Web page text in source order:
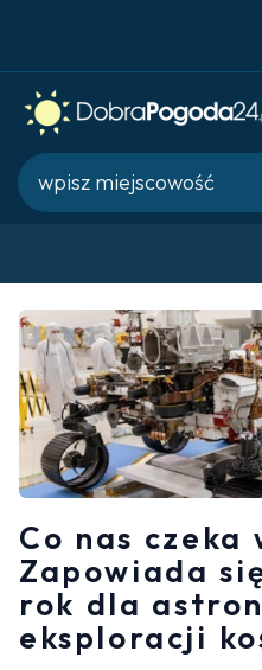
Co nas czeka
Zapowiada
rok dla
eksploracji